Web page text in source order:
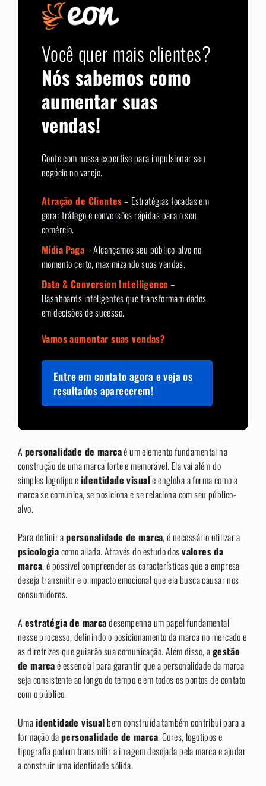
Você quer mais clientes?
Nós sabemos como
aumentar suas
vendas!
Conte com nossa expertise para impulsionar seu
negócio no varejo.
Atração de Clientes– Estratégias focadas em
gerar tráfego e conversões rápidas para o seu
comércio.
Mídia Paga– Alcançamos seu público-alvo no
momento certo, maximizando suas vendas.
Data & Conversion Intelligence –
Dashboards inteligentes que transformam dados
em decisões de sucesso.
Vamos aumentar suas vendas?
Entre em contato agora e veja os
resultados aparecerem!
A personalidade de marcaé um elemento fundamental na
construção de uma marca forte e memorável. Ela vai além do
simples logotipo eidentidade visuale engloba a forma como a
marca se comunica, se posiciona e se relaciona com seu público-
alvo.
Para definir apersonalidade de marca, é necessário utilizar a
psicologiacomo aliada. Através do estudo dosvalores da
marca, é possível compreender as características que a empresa
deseja transmitir e o impacto emocional que ela busca causar nos
consumidores.
A estratégia de marcadesempenha um papel fundamental
nesse processo, definindo o posicionamento da marca no mercado e
as diretrizes que guiarão sua comunicação. Além disso, agestão
de marcaé essencial para garantir que a personalidade da marca
seja consistente ao longo do tempo e em todos os pontos de contato
com o público.
Umaidentidade visual bem construída também contribui para a
formação dapersonalidade de marca. Cores, logotipos e
tipografia podem transmitir a imagem desejada pela marca e ajudar
a construir uma identidade sólida.